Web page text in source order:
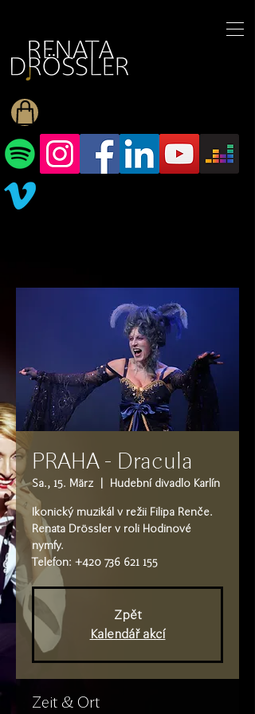
PRAHA - Dracula
Sa., 15. März Hudební divadlo Karlín
Ikonický muzikál v režii Filipa Renče.
Renata Drössler v roli Hodinové
nymfy.
Telefon: +420 736 621 155
Zpět
Kalendář akcí
Zeit & Ort